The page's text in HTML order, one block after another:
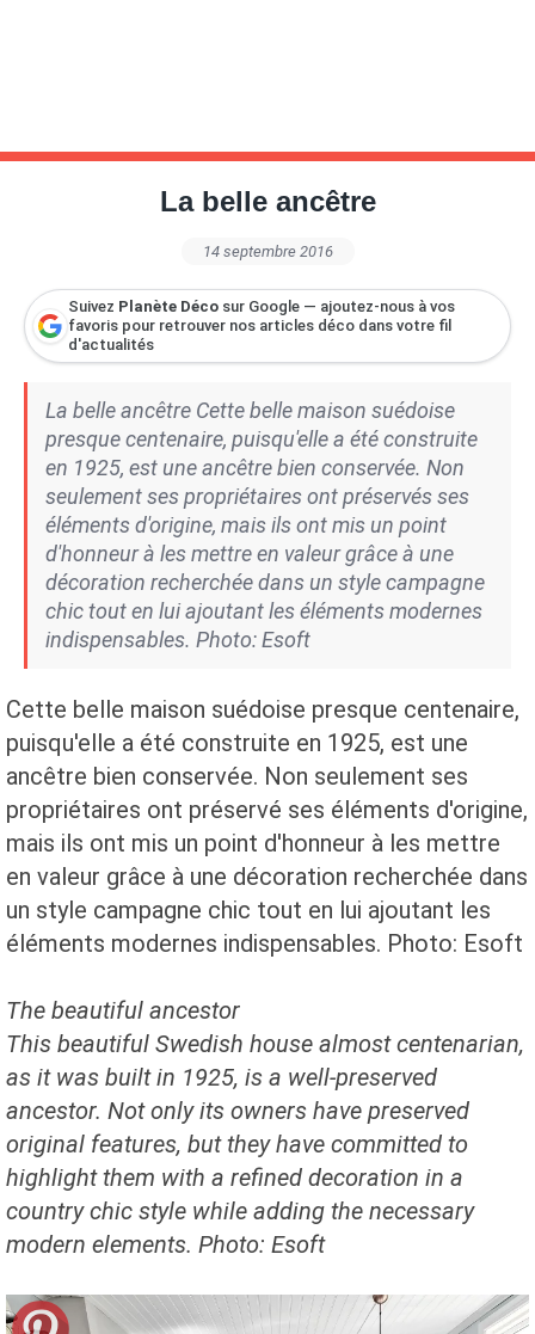
La belle ancêtre
14 septembre 2016
Suivez Planète Déco sur Google — ajoutez-nous à vos
favoris pour retrouver nos articles déco dans votre fil
d'actualités
La belle ancêtre Cette belle maison suédoise
presque centenaire, puisqu'elle a été construite
en 1925, est une ancêtre bien conservée. Non
seulement ses propriétaires ont préservés ses
éléments d'origine, mais ils ont mis un point
d'honneur à les mettre en valeur grâce à une
décoration recherchée dans un style campagne
chic tout en lui ajoutant les éléments modernes
indispensables. Photo: Esoft
Cette belle maison suédoise presque centenaire,
puisqu'elle a été construite en 1925, est une
ancêtre bien conservée. Non seulement ses
propriétaires ont préservé ses éléments d'origine,
mais ils ont mis un point d'honneur à les mettre
en valeur grâce à une décoration recherchée dans
un style campagne chic tout en lui ajoutant les
éléments modernes indispensables. Photo: Esoft
The beautiful ancestor
This beautiful Swedish house almost centenarian,
as itwas built in 1925, is a well-preserved
ancestor. Not only its owners have preserved
original features, but they have committed to
highlight them with a refined decoration in a
country chic style while adding the necessary
modern elements. Photo: Esoft